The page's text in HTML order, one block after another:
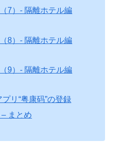
7）- 隔離ホテル編
8）- 隔離ホテル編
9）- 隔離ホテル編
リ“粤康码”の登録
まとめ